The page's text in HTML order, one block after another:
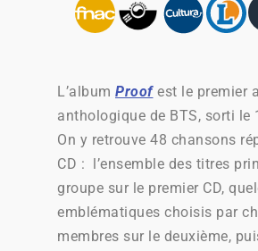
L’album Proofest le premier
anthologique de BTS, sorti le
On y retrouve 48 chansons
CD : l’ensemble des titres
groupe sur le premier CD,
emblématiques choisis par
membres sur le deuxième,